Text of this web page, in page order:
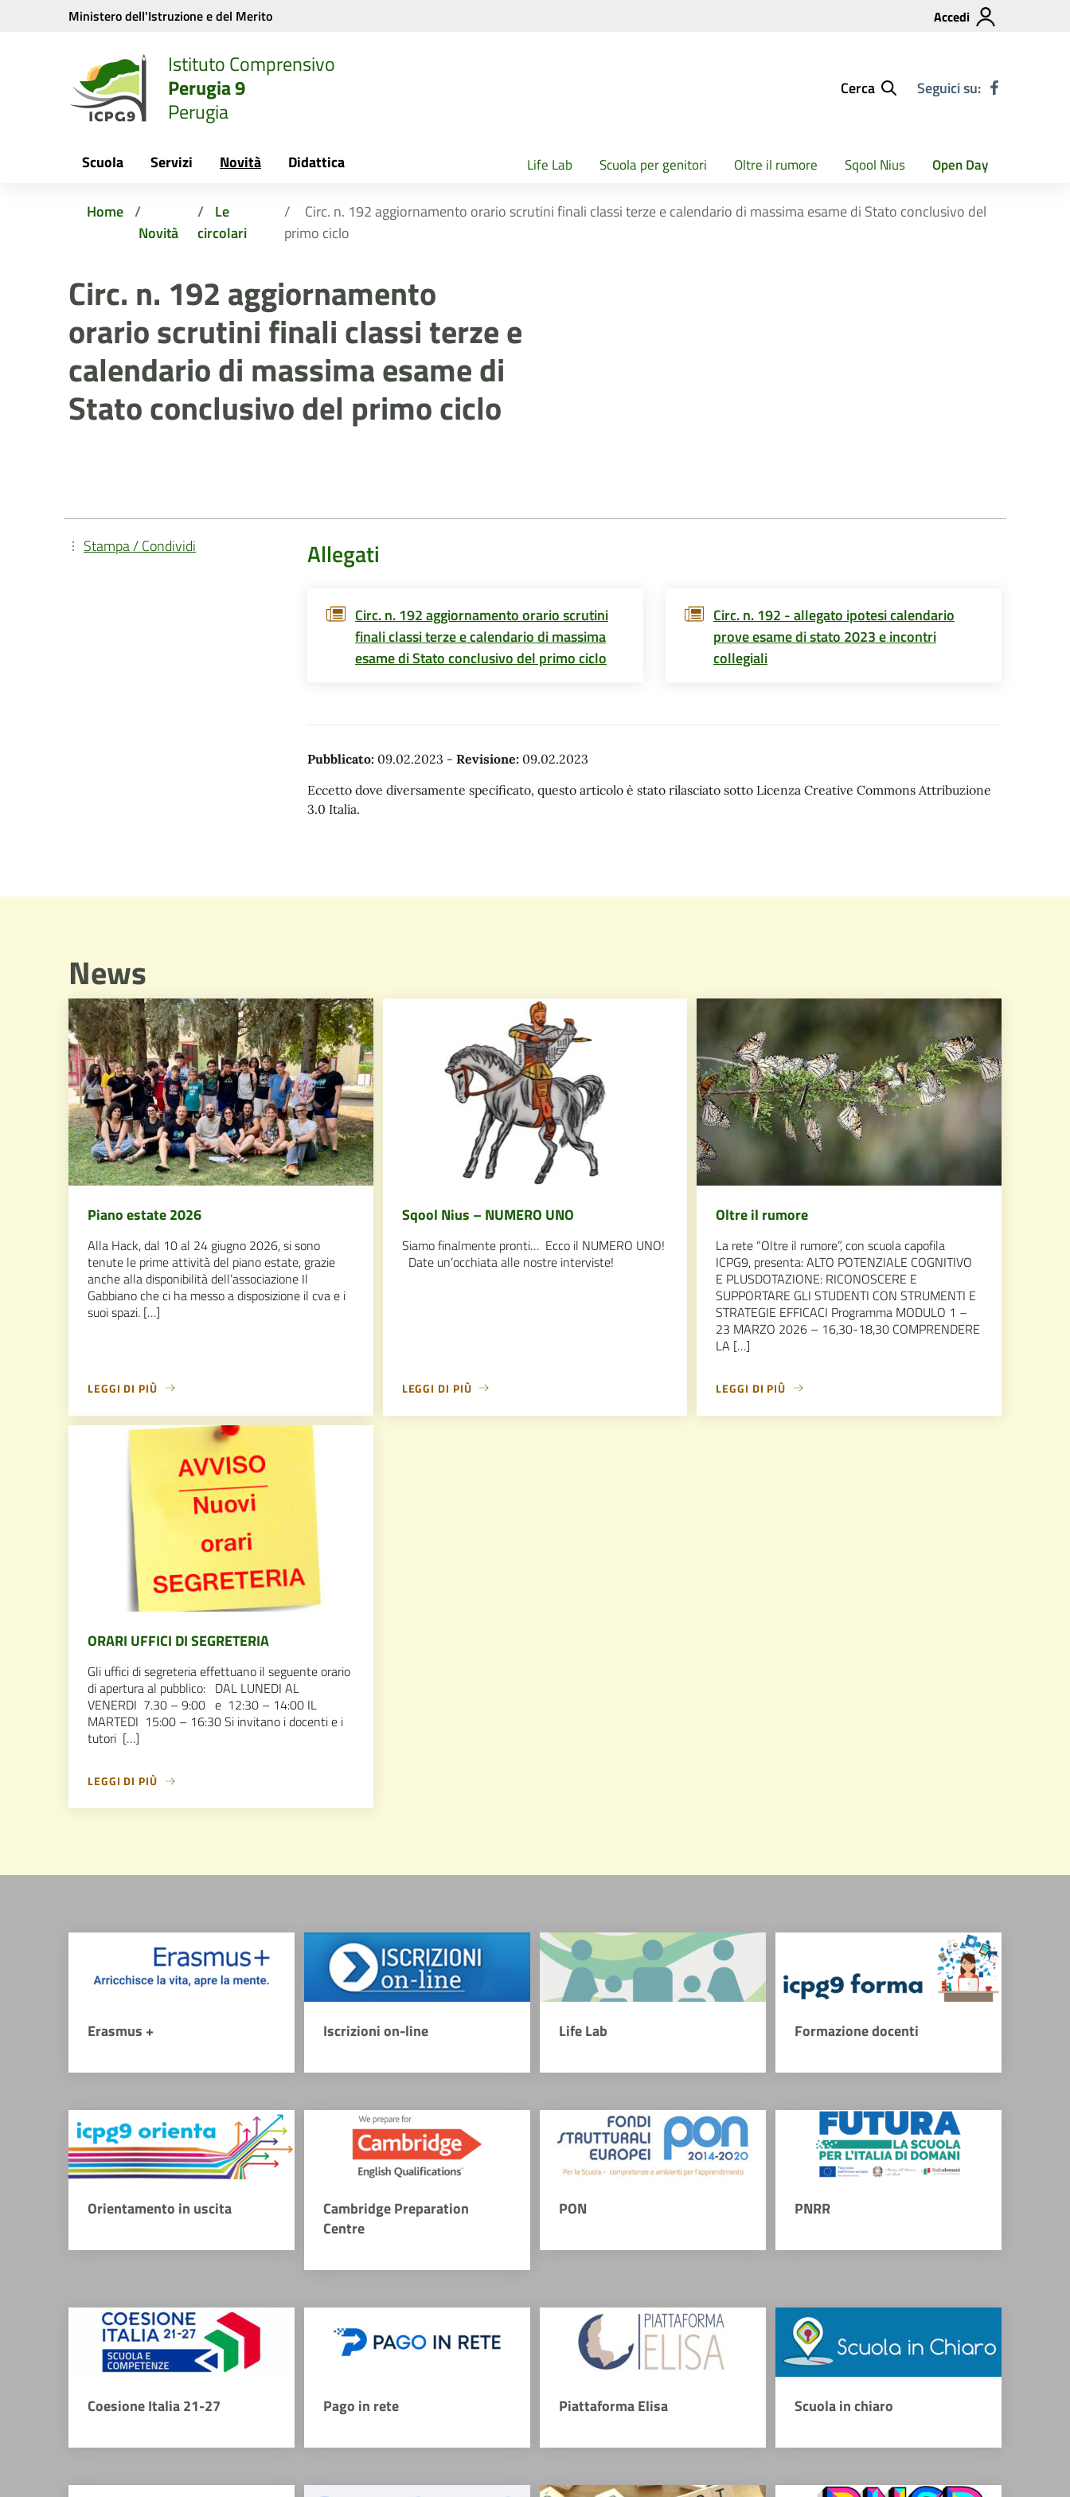
Vai ai contenuti
Vai al menu di navigazione
Ministero dell'Istruzione e del Merito Accedi
Istituto Comprensivo
Perugia 9
Perugia
Cerca Seguici su:
Scuola Servizi Novità Didattica Life Lab Scuola per genitori Oltre il rumore Sqool Nius Open Day
Home
Novità
Le
circolari
Circ. n. 192 aggiornamento orario scrutini finali classi terze e calendario di massima esame di Stato conclusivo del
primo ciclo
Circ. n. 192 aggiornamento
orario scrutini finali classi terze e
calendario di massima esame di
Stato conclusivo del primo ciclo
Allegati
Circ. n. 192 aggiornamento orario scrutini
finali classi terze e calendario di massima
esame di Stato conclusivo del primo ciclo
Circ. n. 192 - allegato ipotesi calendario
prove esame di stato 2023 e incontri
collegiali
Pubblicato: 09.02.2023 - Revisione: 09.02.2023
Eccetto dove diversamente specificato, questo articolo è stato rilasciato sotto Licenza Creative Commons Attribuzione
3.0 Italia.
Stampa / Condividi
News
Piano estate 2026
Alla Hack, dal 10 al 24 giugno 2026, si sono
tenute le prime attività del piano estate, grazie
anche alla disponibilità dell’associazione Il
Gabbiano che ci ha messo a disposizione il cva e i
suoi spazi. […]
LEGGI DI PIÙ
Sqool Nius – NUMERO UNO
Siamo finalmente pronti… Ecco il NUMERO UNO!
Date un’occhiata alle nostre interviste!
LEGGI DI PIÙ
Oltre il rumore
La rete “Oltre il rumore”, con scuola capofila
ICPG9, presenta: ALTO POTENZIALE COGNITIVO
E PLUSDOTAZIONE: RICONOSCERE E
SUPPORTARE GLI STUDENTI CON STRUMENTI E
STRATEGIE EFFICACI Programma MODULO 1 –
23 MARZO 2026 – 16,30-18,30 COMPRENDERE
LA […]
LEGGI DI PIÙ
ORARI UFFICI DI SEGRETERIA
Gli uffici di segreteria effettuano il seguente orario
di apertura al pubblico: DAL LUNEDI AL
VENERDI 7.30 – 9:00 e 12:30 – 14:00 IL
MARTEDI 15:00 – 16:30 Si invitano i docenti e i
tutori […]
LEGGI DI PIÙ
Erasmus + Iscrizioni on-line Life Lab Formazione docenti
Orientamento in uscita
Cambridge Preparation
Centre
PON PNRR
Coesione Italia 21-27 Pago in rete Piattaforma Elisa Scuola in chiaro